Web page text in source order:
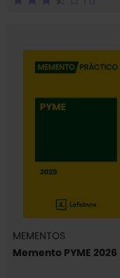
MEMENTOS
Memento PYME 2026